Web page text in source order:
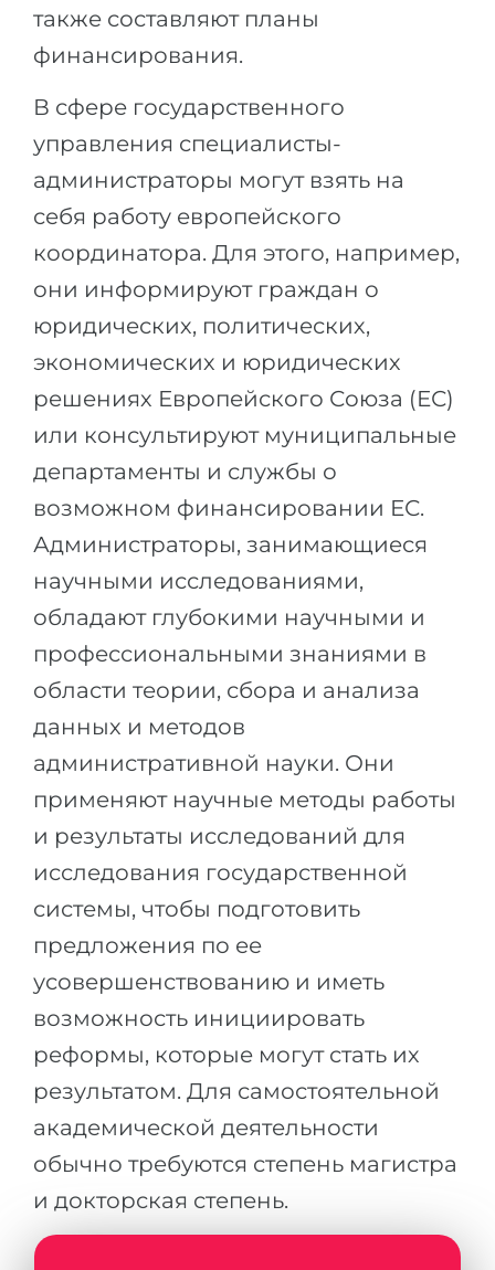
также составляют планы
финансирования.
В сфере государственного
управления специалисты-
администраторы могут взять на
себя работу европейского
координатора. Для этого, например,
они информируют граждан о
юридических, политических,
экономических и юридических
решениях Европейского Союза (ЕС)
или консультируют муниципальные
департаменты и службы о
возможном финансировании ЕС.
Администраторы, занимающиеся
научными исследованиями,
обладают глубокими научными и
профессиональными знаниями в
области теории, сбора и анализа
данных и методов
административной науки. Они
применяют научные методы работы
и результаты исследований для
исследования государственной
системы, чтобы подготовить
предложения по ее
усовершенствованию и иметь
возможность инициировать
реформы, которые могут стать их
результатом. Для самостоятельной
академической деятельности
обычно требуются степень магистра
и докторская степень.